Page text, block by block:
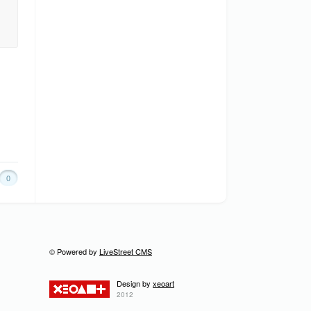
0
© Powered by LiveStreet CMS
Design by xeoart
2012